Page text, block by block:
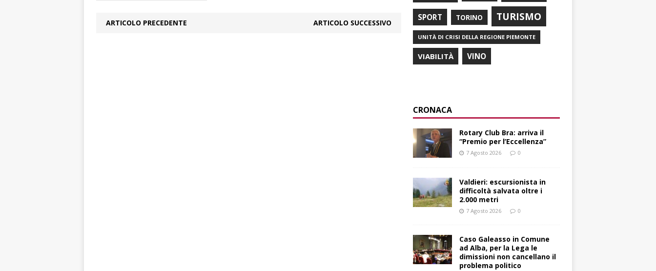
ARTICOLO PRECEDENTE ARTICOLO SUCCESSIVO
SPORT TORINO TURISMO
UNITÀ DI CRISI DELLA REGIONE PIEMONTE
VIABILITÀ VINO
CRONACA
Rotary Club Bra: arriva il
“Premio per l’Eccellenza”
7 Agosto 2026 0
Valdieri: escursionista in
difficoltà salvata oltre i
2.000 metri
7 Agosto 2026 0
Caso Galeasso in Comune
ad Alba, per la Lega le
dimissioni non cancellano il
problema politico